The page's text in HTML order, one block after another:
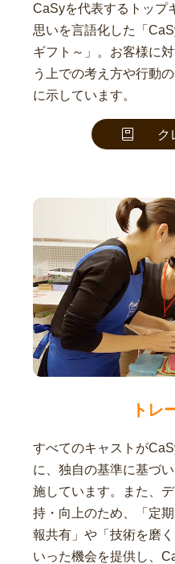
CaSyを代表するトップ
思いを言語化した「
ギフト～」。お客様に
う上での考え方や行動
に示しています。
ク
トレ
すべてのキャストが
に、独自の基準に基づ
施しています。また、
持・向上のため、「定
報共有」や「技術を磨
いった機会を提供し、